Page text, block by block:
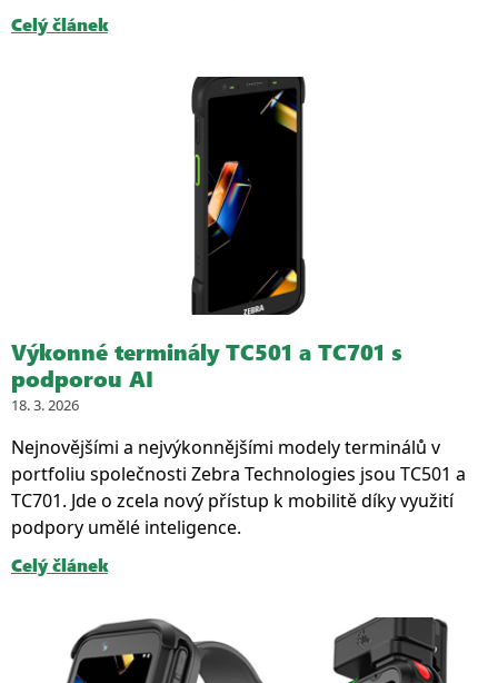
Celý článek
Výkonné terminály TC501 a TC701 s
podporou AI
18. 3. 2026
Nejnovějšími a nejvýkonnějšími modely terminálů v
portfoliu společnosti Zebra Technologies jsou TC501 a
TC701. Jde o zcela nový přístup k mobilitě díky využití
podpory umělé inteligence.
Celý článek